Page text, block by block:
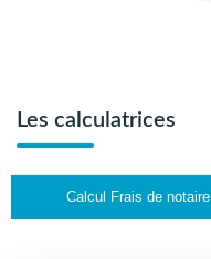
Les calculatrices
Calcul Frais de notaire